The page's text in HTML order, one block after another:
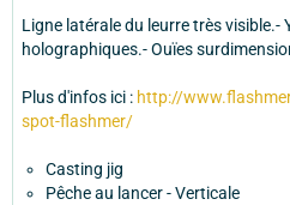
Ligne latérale du leurre très visible.-
holographiques.- Ouïes
Plus d'infos ici : http://
spot-flashmer/
Casting jig
Pêche au lancer - Verticale